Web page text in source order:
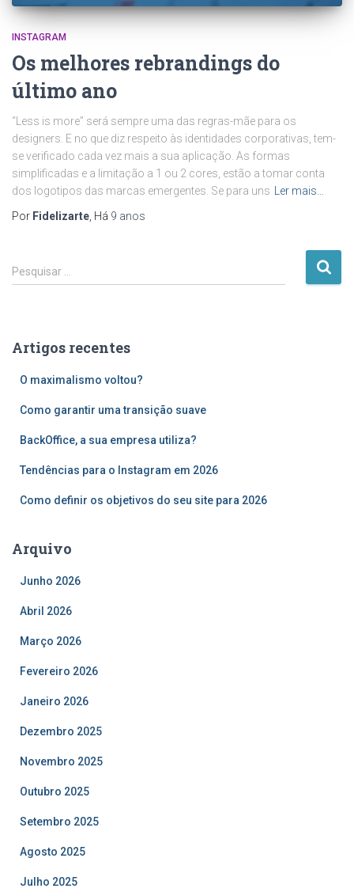
INSTAGRAM
Os melhores rebrandings do
último ano
“Less is more” será sempre uma das regras-mãe para os
designers. E no que diz respeito às identidades corporativas, tem-
se verificado cada vez mais a sua aplicação. As formas
simplificadas e a limitação a 1 ou 2 cores, estão a tomar conta
dos logotipos das marcas emergentes. Se para uns Ler mais…
Por Fidelizarte, Há 9 anos
P
e
i
Pesquisar …
Artigos recentes
O maximalismo voltou?
Como garantir uma transição suave
BackOffice, a sua empresa utiliza?
Tendências para o Instagram em 2026
Como definir os objetivos do seu site para 2026
Arquivo
Junho 2026
Abril 2026
Março 2026
Fevereiro 2026
Janeiro 2026
Dezembro 2025
Novembro 2025
Outubro 2025
Setembro 2025
Agosto 2025
Julho 2025